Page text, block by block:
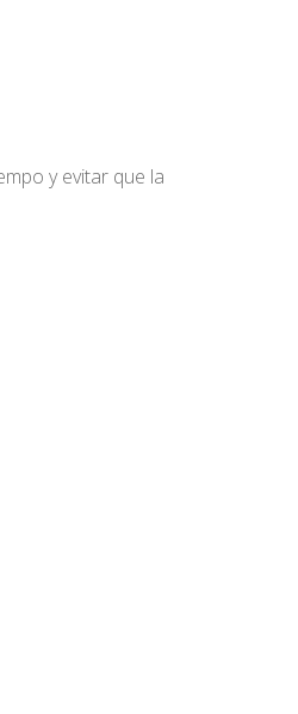
y evitar que la